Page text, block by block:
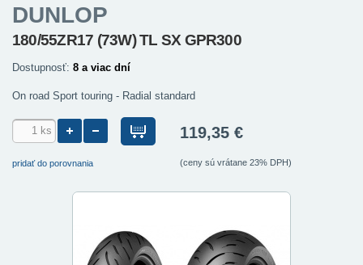
DUNLOP
180/55ZR17 (73W) TL SX GPR300
Dostupnosť: 8 a viac dní
On road Sport touring - Radial standard
pridať do porovnania
119,35 €
(ceny sú vrátane 23% DPH)